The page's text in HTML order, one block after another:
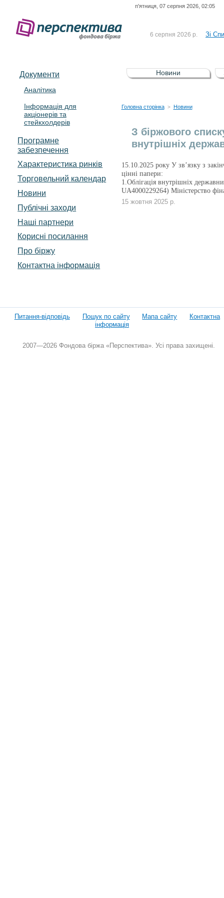
п'ятниця, 07 серпня 2026, 02:05
6 серпня 2026 р. Зі
5 серпня 2026 р.
Зі
UA4000232607)
4 серпня 2026 р.
Документи
Аналітика
Інформація для
акціонерів та
стейкхолдерів
Програмне
забезпечення
Характеристика pинків
Торговельний календар
Новини
Публічні заходи
Наші партнери
Корисні посилання
Про біржу
Контактна інформація
Новини
Головна сторінка > Новини
З біржового
внутрішніх
15.10.2025 року У зв’язку з
цінні папери:
1.Облігація внутрішніх
UA4000229264) Міністерство
15 жовтня 2025 р.
Питання-відповідь Пошук по сайту Мапа сайту
Контактна
інформація
2007—2026 Фондова біржа «Перспектива». Усі права захищені.